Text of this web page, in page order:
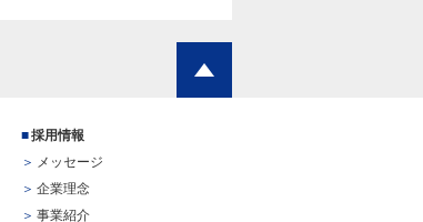
採用情報
メッセージ
企業理念
事業紹介